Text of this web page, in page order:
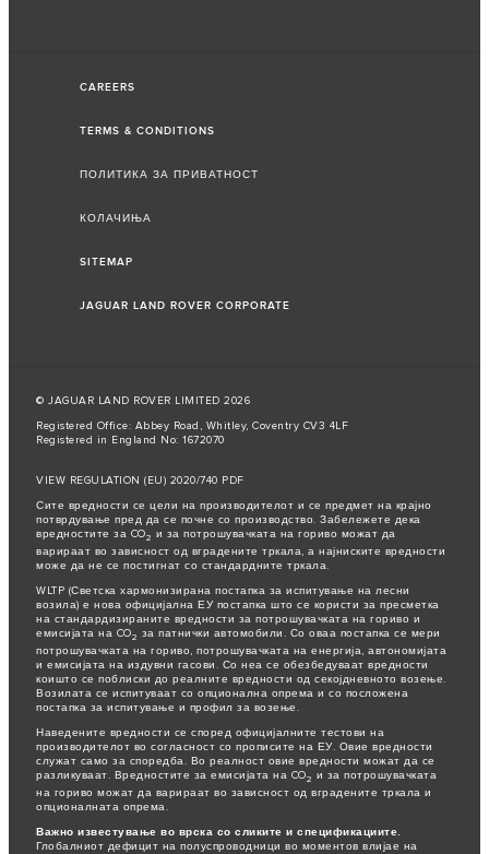
CAREERS
TERMS & CONDITIONS
ПОЛИТИКА ЗА ПРИВАТНОСТ
КОЛАЧИЊА
SITEMAP
JAGUAR LAND ROVER CORPORATE
© JAGUAR LAND ROVER LIMITED 2026
Registered Office: Abbey Road, Whitley, Coventry CV3 4LF
Registered in England No: 1672070
VIEW REGULATION (EU) 2020/740 PDF
Сите вредности се цели на производителот и се предмет на крајно
потврдување пред да се почне со производство. Забележете дека
вредностите за CO2 и за потрошувачката на гориво можат да
варираат во зависност од вградените тркала, а најниските вредности
може да не се постигнат со стандардните тркала.
WLTP (Светска хармонизирана постапка за испитување на лесни
возила) е нова официјална ЕУ постапка што се користи за пресметка
на стандардизираните вредности за потрошувачката на гориво и
емисијата на CO2 за патнички автомобили. Со оваа постапка се мери
потрошувачката на гориво, потрошувачката на енергија, автономијата
и емисијата на издувни гасови. Со неа се обезбедуваат вредности
коишто се поблиски до реалните вредности од секојдневното возење.
Возилата се испитуваат со опционална опрема и со посложена
постапка за испитување и профил за возење.
Наведените вредности се според официјалните тестови на
производителот во согласност со прописите на ЕУ. Овие вредности
служат само за споредба. Во реалност овие вредности можат да се
разликуваат. Вредностите за емисијата на CO2 и за потрошувачката
на гориво можат да варираат во зависност од вградените тркала и
опционалната опрема.
Важно известување во врска со сликите и спецификациите.
Глобалниот дефицит на полуспроводници во моментов влијае на